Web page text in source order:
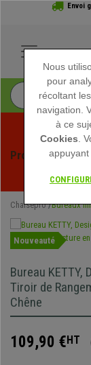
Envoi
Profitez des
Chaisepro Bureaux
Nouveauté
Bureau KETTY,
Tiroir de
Chêne
109,90 €HT
Nous
pour
récoltant
navigation.
à ce
Cookies .